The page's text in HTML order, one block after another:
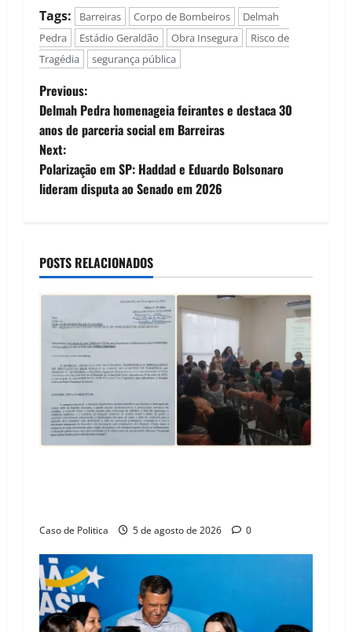
Tags: Barreiras Corpo de Bombeiros
Delmah
Pedra
Estádio Geraldão Obra Insegura
Risco de
Tragédia
segurança pública
P
o
s
t
a
v
n
Previous:
Delmah Pedra homenageia feirantes e destaca 30
anos de parceria social em Barreiras
Next:
Polarização em SP: Haddad e Eduardo Bolsonaro
lideram disputa ao Senado em 2026
POSTS RELACIONADOS
Caso de Politica 5 de agosto de 2026 0